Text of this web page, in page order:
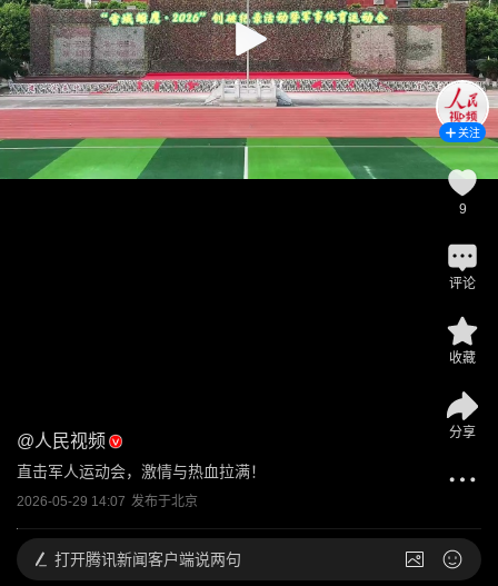
@人民视频
直击军人运动会，激情与热血拉满！
2026-05-29 14:07 发布于北京
关注
9
评论
收藏
分享
打开腾讯新闻客户端说两句